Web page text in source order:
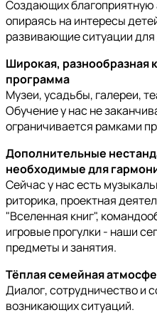
Создающих благоприятную
опираясь на интересы
развивающие ситуации для
Широкая, разнообразная
программа
Музеи, усадьбы, галереи,
Обучение у нас не
ограничивается рамками
Дополнительные
необходимые для
Сейчас у нас есть
риторика, проектная
"Вселенная книг",
игровые прогулки - наши
предметы и занятия.
Тёплая семейная
Диалог, сотрудничество и
возникающих ситуаций.